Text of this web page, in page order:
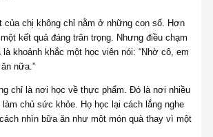
của chị không chỉ nằm ở những con số. Hơn
kết quả đáng trân trọng. Nhưng điều chạm
khoảnh khắc một học viên nói: “Nhờ cô, em
nữa.”
chỉ là nơi học về thực phẩm. Đó là nơi nhiều
chủ sức khỏe. Họ học lại cách lắng nghe
nhìn bữa ăn như một món quà thay vì một